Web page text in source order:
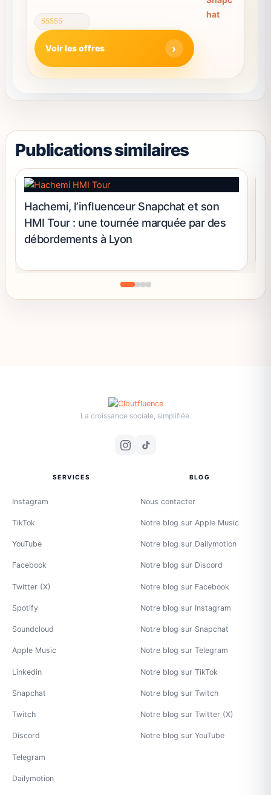
du
produit
Note
sur 5
Voir les offres
variations.
Les
options
peuvent
page
du
produit
Publications similaires
Hachemi, l’influenceur Snapchat et son
HMI Tour : une tournée marquée par des
débordements à Lyon
La croissance sociale, simplifiée.
SERVICES
Instagram
TikTok
YouTube
Facebook
Twitter (X)
Spotify
Soundcloud
Apple Music
Linkedin
Snapchat
Twitch
Discord
Telegram
Dailymotion
BLOG
Nous contacter
Notre blog sur Apple Music
Notre blog sur Dailymotion
Notre blog sur Discord
Notre blog sur Facebook
Notre blog sur Instagram
Notre blog sur Snapchat
Notre blog sur Telegram
Notre blog sur TikTok
Notre blog sur Twitch
Notre blog sur Twitter (X)
Notre blog sur YouTube